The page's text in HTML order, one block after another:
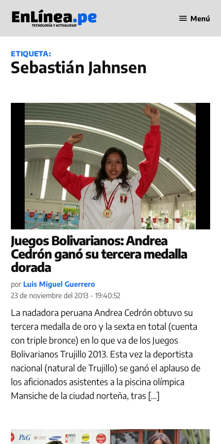
contenido
en Línea
Menú
ETIQUETA:
Sebastián Jahnsen
Juegos Bolivarianos: Andrea
Cedrón ganó su tercera medalla
dorada
por Luis Miguel Guerrero
23 de noviembre del 2013 - 19:40:52
La nadadora peruana Andrea Cedrón obtuvo su
tercera medalla de oro y la sexta en total (cuenta
con triple bronce) en lo que va de los Juegos
Bolivarianos Trujillo 2013. Esta vez la deportista
nacional (natural de Trujillo) se ganó el aplauso de
los aficionados asistentes a la piscina olímpica
Mansiche de la ciudad norteña, tras […]